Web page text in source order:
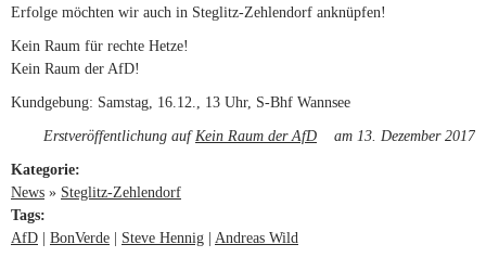
Erfolge möchten wir auch in Steglitz-Zehlendorf anknüpfen!
Kein Raum für rechte Hetze!
Kein Raum der AfD!
Kundgebung: Samstag, 16.12., 13 Uhr, S-Bhf Wannsee
Erstveröffentlichung aufKein Raum der AfD (link is external)
am 13. Dezember 2017
Kategorie:
News » Steglitz-Zehlendorf
Tags:
AfD
BonVerde Steve Hennig Andreas Wild